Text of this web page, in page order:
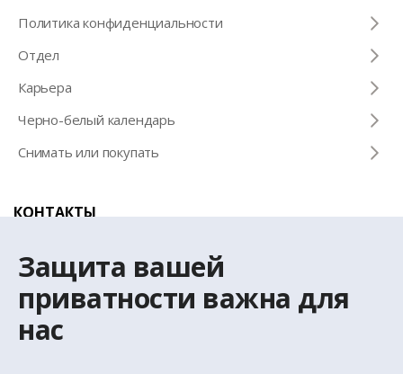
Защита вашей
приватности важна для
нас
Политика конфиденциальности
Отдел
Карьера
Черно-белый календарь
Снимать или покупать
КОНТАКТЫ
+371 67 032 300